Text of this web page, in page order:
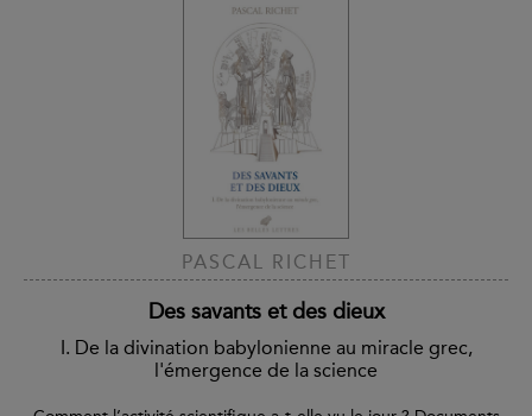
PASCAL RICHET
Des savants et des dieux
I. De la divination babylonienne au miracle grec,
l'émergence de la science